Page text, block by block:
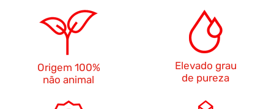
Origem 100%
não animal
Elevado grau
de pureza